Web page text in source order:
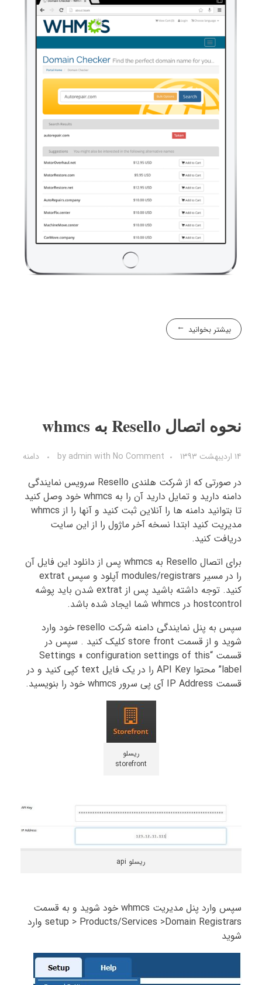
بیشتر بخوانید
نحوه اتصال Resello به whmcs
۱۴ اردیبهشت ۱۳۹۳ by admin with No Comment دامنه
در صورتی که از شرکت هلندی Resello سرویس نمایندگی
دامنه دارید و تمایل دارید آن را به whmcs خود وصل کنید
تا بتوانید دامنه ها را آنلاین ثبت کنید و آنها را از whmcs
مدیریت کنید ابتدا نسخه آخر ماژول را از این سایت
دریافت کنید.
برای اتصال Resello به whmcs پس از دانلود این فایل آن
را در مسیر modules/registrars آپلود و سپس extrat
کنید. توجه داشته باشید پس از extrat شدن باید پوشه
hostcontrol در whmcs شما ایجاد شده باشد.
سپس به پنل نمایندگی دامنه شرکت resello خود وارد
شوید و از قسمت store front کلیک کنید . سپس در
قسمت “Settings » configuration settings of this
label” محتوا API Key را در یک فایل text کپی کنید و در
قسمت IP Address آی پی سرور whmcs خود را بنویسید.
ریسلو
storefront
ریسلو api
سپس وارد پنل مدیریت whmcs خود شوید و به قسمت
setup > Products/Services >Domain Registrars وارد
شوید